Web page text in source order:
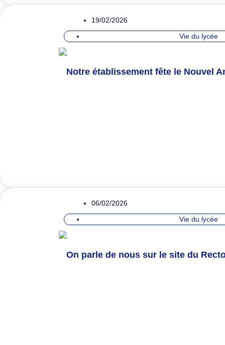
19/02/2026
Vie du lycée
Notre établissement fête le Nouvel
06/02/2026
Vie du lycée
On parle de nous sur le site du